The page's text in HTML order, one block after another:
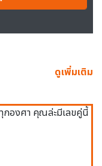
ดูเพิ่มเติม